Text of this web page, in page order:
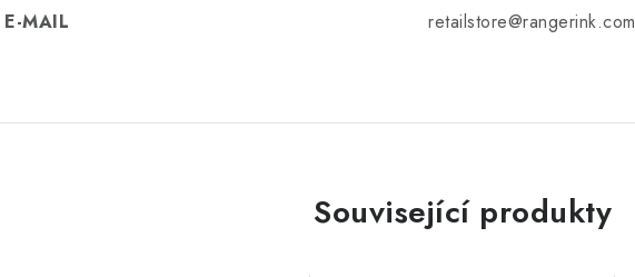
E-MAIL retailstore@rangerink.com
Související produkty